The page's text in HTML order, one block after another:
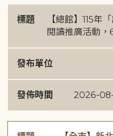
標題
【總館】115年
閱讀推廣活動
發布單位
發佈時間 2026-